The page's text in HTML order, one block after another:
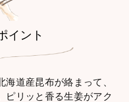
イント
道産昆布が絡まって、
ピリッと香る生姜がアク